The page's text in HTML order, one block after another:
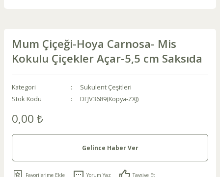
Mum Çiçeği-Hoya Carnosa- Mis
Kokulu Çiçekler Açar-5,5 cm Saksıda
Kategori
Sukulent Çeşitleri
Stok Kodu
DFJV3689(Kopya-ZXJ)
0,00 ₺
Gelince Haber Ver
Yorum Yaz Tavsiye Et